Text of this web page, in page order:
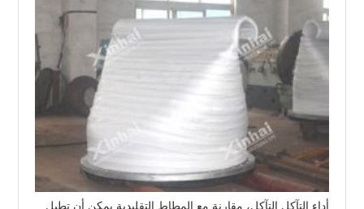
أداء التآكل التآكل، مقارنة مع المطاط التقليدية يمكن أن تطيل